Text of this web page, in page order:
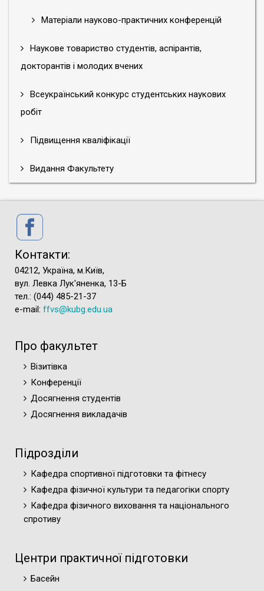
Матеріали науково-практичних конференцій
Наукове товариство студентів, аспірантів,
докторантів і молодих вчених
Всеукраїнський конкурс студентських наукових
робіт
Підвищення кваліфікації
Видання Факультету
Контакти:
04212, Україна, м.Київ,
вул. Левка Лук'яненка, 13-Б
тел.: (044) 485-21-37
e-mail: ffvs@kubg.edu.ua
Про факультет
Візитівка
Конференції
Досягнення студентів
Досягнення викладачів
Підрозділи
Кафедра спортивної підготовки та фітнесу
Кафедра фізичної культури та педагогіки спорту
Кафедра фізичного виховання та національного
спротиву
Центри практичної підготовки
Басейн